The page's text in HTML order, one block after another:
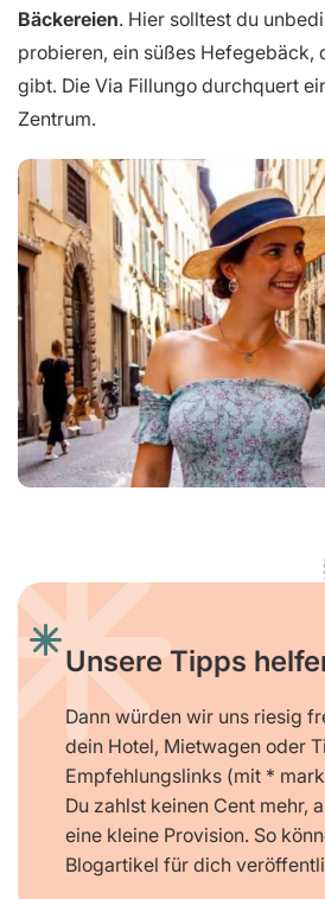
Bäckereien. Hier solltest du
probieren, ein süßes Hefegebäck,
gibt. Die Via Fillungo durchquert
Zentrum.
Unsere Tipps
Dann würden wir uns riesig
dein Hotel, Mietwagen oder
Empfehlungslinks (mit *
Du zahlst keinen Cent mehr,
eine kleine Provision. So
Blogartikel für dich